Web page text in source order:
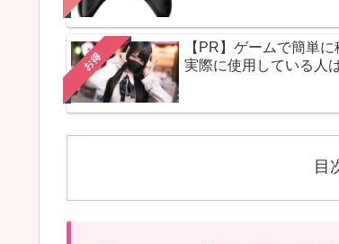
お得
【PR】ゲームで簡単
実際に使用している人
目